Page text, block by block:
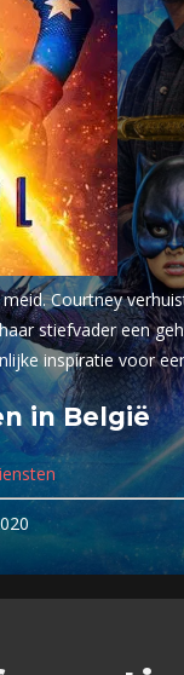
Courtney
stiefvader een
inspiratie voor
in België